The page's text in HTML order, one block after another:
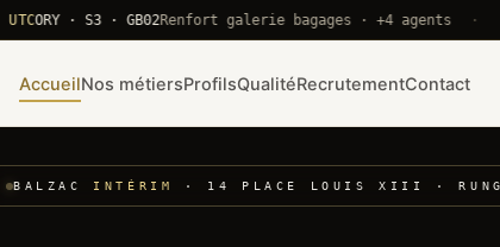
· S3 · GB02Renfort galerie bagages · +4 agents ·
AccueilNos métiersProfilsQualitéRecrutementContact
BALZAC INTÉRIM · 14 PLACE LOUIS XIII ·